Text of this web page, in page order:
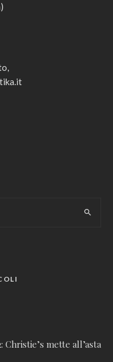
Christie’s mette all’asta